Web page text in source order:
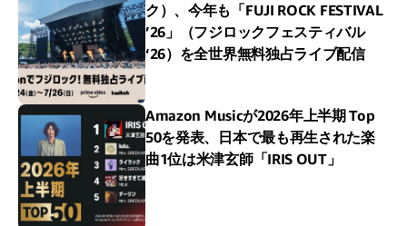
ク）、今年も「FUJI ROCK FESTIVAL
’26」（フジロックフェスティバル
‘26）を全世界無料独占ライブ配信
Amazon Musicが2026年上半期 Top
50を発表、日本で最も再生された楽
曲1位は米津玄師「IRIS OUT」